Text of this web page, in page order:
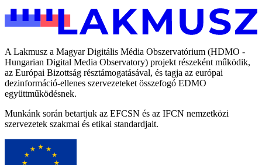
A Lakmusz a Magyar Digitális Média Obszervatórium (HDMO -
Hungarian Digital Media Observatory) projekt részeként működik,
az Európai Bizottság résztámogatásával, és tagja az európai
dezinformáció-ellenes szervezeteket összefogó EDMO
együttműködésnek.
Munkánk során betartjuk az EFCSN és az IFCN nemzetközi
szervezetek szakmai és etikai standardjait.